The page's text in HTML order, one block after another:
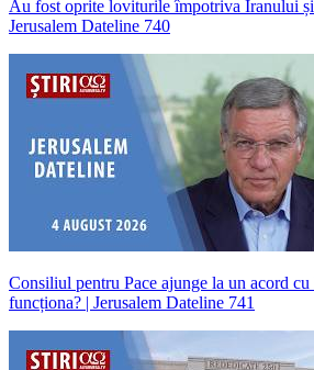
Au fost oprite loviturile împotriva Iranului
Jerusalem Dateline 740
Consiliul pentru Pace ajunge la un acord cu
funcționa? | Jerusalem Dateline 741